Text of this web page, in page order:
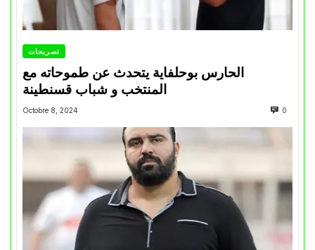
تصريحات
الحارس بوحلفاية يتحدث عن طموحاته مع
المنتخب و شباب قسنطينة
Octobre 8, 2024 0